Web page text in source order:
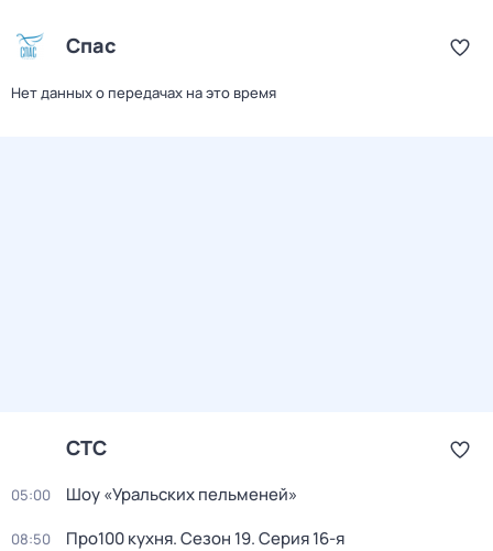
Спас
Нет данных о передачах на это время
СТС
05:00 Шоу «Уральских пельменей»
08:50 Про100 кухня. Сезон 19. Серия 16-я